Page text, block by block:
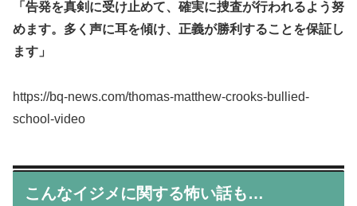
「告発を真剣に受け止めて、確実に捜査が行われるよう努
めます。多く声に耳を傾け、正義が勝利することを保証し
ます」
https://bq-news.com/thomas-matthew-crooks-bullied-
school-video
こんなイジメに関する怖い話も…